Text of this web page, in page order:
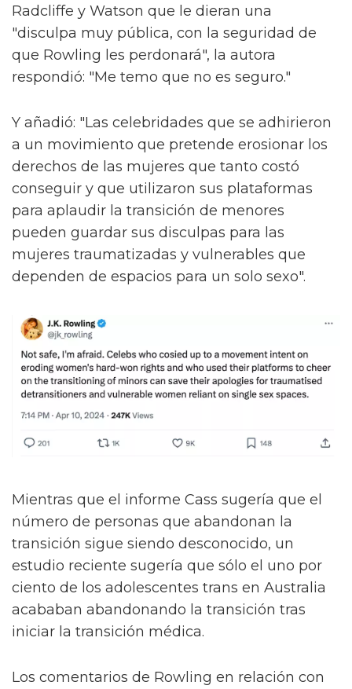
Radcliffe y Watson que le dieran una
"disculpa muy pública, con la seguridad de
que Rowling les perdonará", la autora
respondió: "Me temo que no es seguro."
Y añadió: "Las celebridades que se adhirieron
a un movimiento que pretende erosionar los
derechos de las mujeres que tanto costó
conseguir y que utilizaron sus plataformas
para aplaudir la transición de menores
pueden guardar sus disculpas para las
mujeres traumatizadas y vulnerables que
dependen de espacios para un solo sexo".
Mientras que el informe Cass sugería que el
número de personas que abandonan la
transición sigue siendo desconocido, un
estudio reciente sugería que sólo el uno por
ciento de los adolescentes trans en Australia
acababan abandonando la transición tras
iniciar la transición médica.
Los comentarios de Rowling en relación con